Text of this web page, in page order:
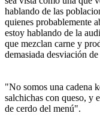
hablando de las
quienes probablemente
estoy hablando de la
que mezclan carne y
demasiada desviación
"No somos una cadena
salchichas con queso, y
de cerdo del menú".